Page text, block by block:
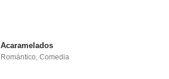
Acaramelados
Romántico,Comedia